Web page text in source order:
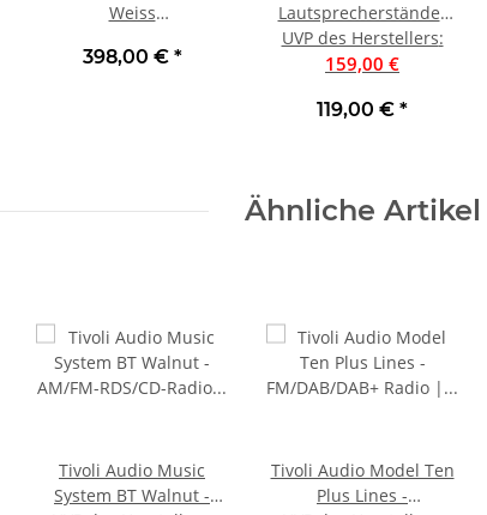
Weiss
Paar | Neu
398,00 € *
Lautsprecherständer
aus Massivholz - Paar |
Neu
UVP des Herstellers:
159,00 €
119,00 € *
Ähnliche Artikel
Tivoli Audio Music
System BT Walnut -
Tivoli Audio Model Ten
Plus Lines -